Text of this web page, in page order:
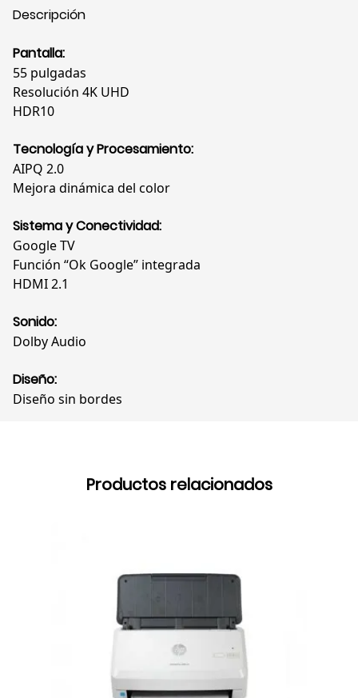
Descripción
Pantalla:
55 pulgadas
Resolución 4K UHD
HDR10
Tecnología y Procesamiento:
AIPQ 2.0
Mejora dinámica del color
Sistema y Conectividad:
Google TV
Función “Ok Google” integrada
HDMI 2.1
Sonido:
Dolby Audio
Diseño:
Diseño sin bordes
Productos relacionados